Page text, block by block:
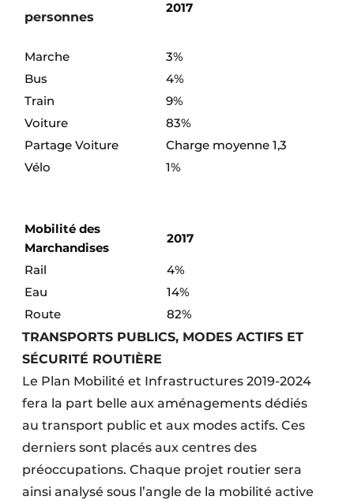
personnes
2017
Marche
3%
Bus
4%
Train
9%
Voiture
83%
Partage Voiture
Charge moyenne 1,3
Vélo
1%
Mobilité des
Marchandises
2017
Rail
4%
Eau
14%
Route
82%
TRANSPORTS PUBLICS, MODES ACTIFS ET
SÉCURITÉ ROUTIÈRE
Le Plan Mobilité et Infrastructures 2019-2024
fera la part belle aux aménagements dédiés
au transport public et aux modes actifs. Ces
derniers sont placés aux centres des
préoccupations. Chaque projet routier sera
ainsi analysé sous l’angle de la mobilité active